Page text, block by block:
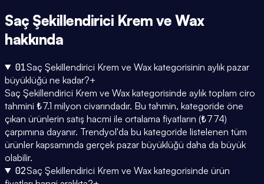
Saç Şekillendirici Krem ve Wax
hakkında
01Saç Şekillendirici Krem ve Wax kategorisinin aylık pazar
büyüklüğü ne kadar?+
Saç Şekillendirici Krem ve Wax kategorisinde aylık toplam ciro
tahmini ₺7.1 milyon civarındadır. Bu tahmin, kategoride öne
çıkan ürünlerin satış hacmi ile ortalama fiyatların (₺774)
çarpımına dayanır. Trendyol'da bu kategoride listelenen tüm
ürünler kapsamında gerçek pazar büyüklüğü daha da büyük
olabilir.
02Saç Şekillendirici Krem ve Wax kategorisinde ürün